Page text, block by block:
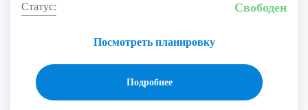
Посмотреть планировку
Свободен
Подробнее